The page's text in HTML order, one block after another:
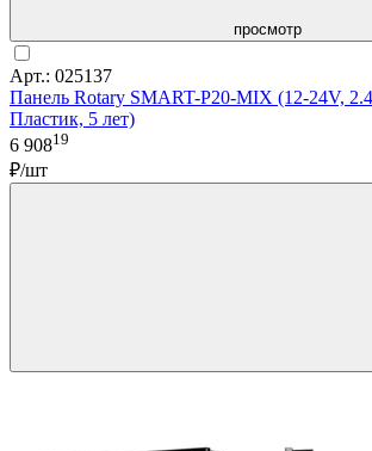
просмотр
Арт.: 025137
Панель Rotary SMART-P20-MIX (12-24V,
Пластик, 5 лет)
6 90819
₽/шт